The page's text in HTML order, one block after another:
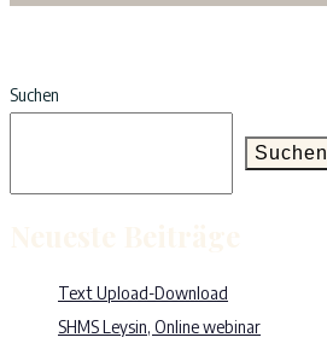
Suchen
Suchen
Text Upload-Download
SHMS Leysin, Online webinar